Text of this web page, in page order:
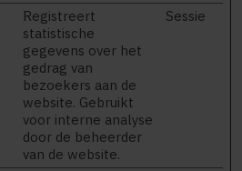
Registreert
statistische
gegevens over het
gedrag van
bezoekers aan de
website. Gebruikt
voor interne analyse
door de beheerder
van de website.
Sessie